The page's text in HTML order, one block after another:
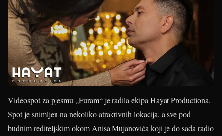
Videospot za pjesmu „Furam“ je radila ekipa Hayat Productiona.
Spot je snimljen na nekoliko atraktivnih lokacija, a sve pod
budnim rediteljskim okom Anisa Mujanovića koji je do sada radio